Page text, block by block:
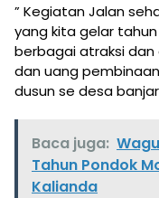
” Kegiatan Jalan
yang kita gelar
berbagai atraksi
dan uang
dusun se desa
Baca juga:
Tahun Pondok
Kalianda